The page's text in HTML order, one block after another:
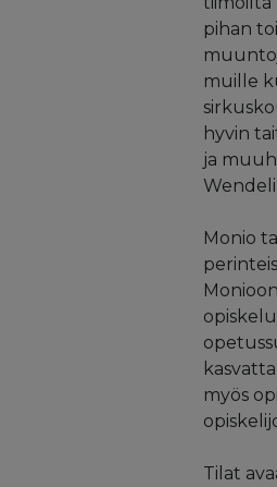
pihan
muille
hyvin
ja
Monio
myös
Tilat